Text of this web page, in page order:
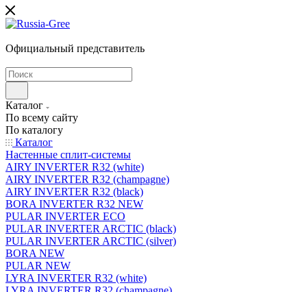
Официальный представитель
Каталог
По всему сайту
По каталогу
Каталог
Настенные сплит-системы
AIRY INVERTER R32 (white)
AIRY INVERTER R32 (champagne)
AIRY INVERTER R32 (black)
BORA INVERTER R32 NEW
PULAR INVERTER ECO
PULAR INVERTER ARCTIC (black)
PULAR INVERTER ARCTIC (silver)
BORA NEW
PULAR NEW
LYRA INVERTER R32 (white)